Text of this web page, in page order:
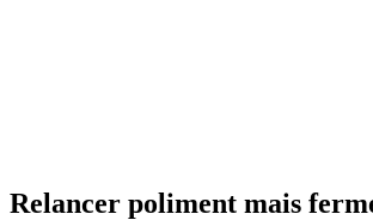
Relancer poliment mais